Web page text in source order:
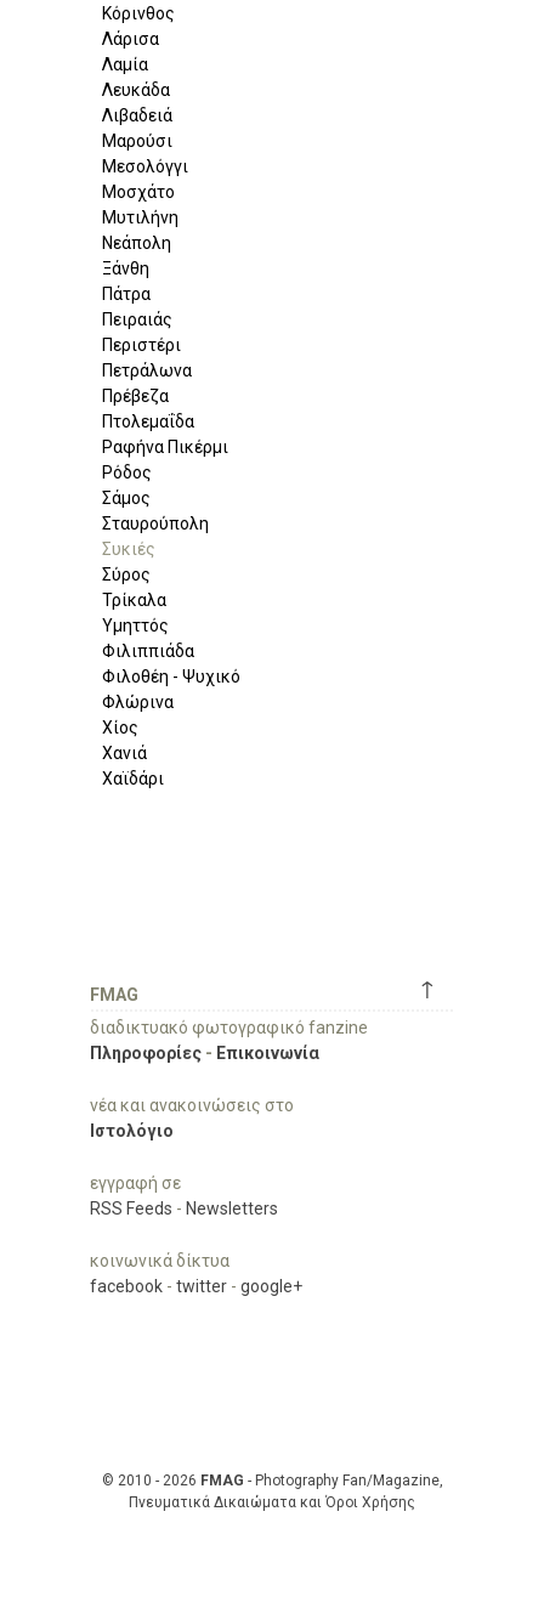
Κόρινθος
Λάρισα
Λαμία
Λευκάδα
Λιβαδειά
Μαρούσι
Μεσολόγγι
Μοσχάτο
Μυτιλήνη
Νεάπολη
Ξάνθη
Πάτρα
Πειραιάς
Περιστέρι
Πετράλωνα
Πρέβεζα
Πτολεμαΐδα
Ραφήνα Πικέρμι
Ρόδος
Σάμος
Σταυρούπολη
Συκιές
Σύρος
Τρίκαλα
Υμηττός
Φιλιππιάδα
Φιλοθέη - Ψυχικό
Φλώρινα
Χίος
Χανιά
Χαϊδάρι
↑
FMAG
διαδικτυακό φωτογραφικό fanzine
Πληροφορίες - Επικοινωνία
νέα και ανακοινώσεις στο
Ιστολόγιο
εγγραφή σε
RSS Feeds - Newsletters
κοινωνικά δίκτυα
facebook - twitter - google+
© 2010 - 2026 FMAG - Photography Fan/Magazine,
Πνευματικά Δικαιώματα και Όροι Χρήσης